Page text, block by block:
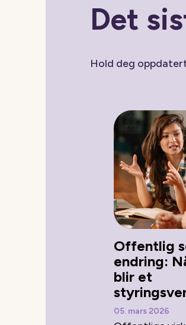
Det
Hold deg
Offentlig
endring:
blir et
05. mars 2026